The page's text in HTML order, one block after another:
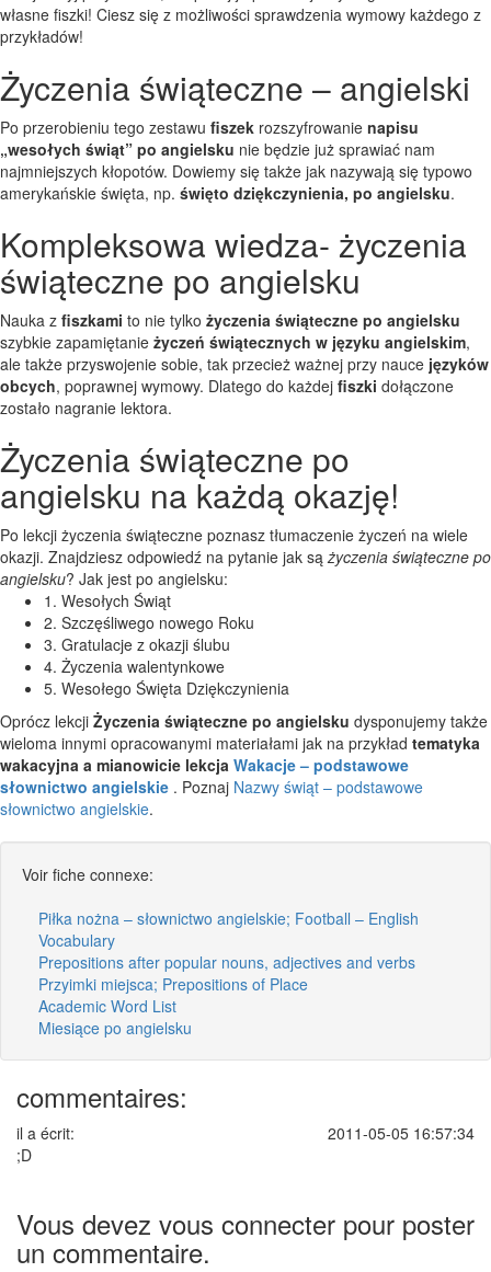
własne fiszki! Ciesz się z możliwości sprawdzenia wymowy każdego z
przykładów!
Życzenia świąteczne – angielski
Po przerobieniu tego zestawu fiszek rozszyfrowanie napisu
„wesołych świąt” po angielsku nie będzie już sprawiać nam
najmniejszych kłopotów. Dowiemy się także jak nazywają się typowo
amerykańskie święta, np. święto dziękczynienia, po angielsku.
Kompleksowa wiedza- życzenia
świąteczne po angielsku
Nauka z fiszkami to nie tylko życzenia świąteczne po angielsku
szybkie zapamiętanie życzeń świątecznych w języku angielskim,
ale także przyswojenie sobie, tak przecież ważnej przy nauce języków
obcych, poprawnej wymowy. Dlatego do każdej fiszki dołączone
zostało nagranie lektora.
Życzenia świąteczne po
angielsku na każdą okazję!
Po lekcji życzenia świąteczne poznasz tłumaczenie życzeń na wiele
okazji. Znajdziesz odpowiedź na pytanie jak są życzenia świąteczne po
angielsku? Jak jest po angielsku:
1. Wesołych Świąt
2. Szczęśliwego nowego Roku
3. Gratulacje z okazji ślubu
4. Życzenia walentynkowe
5. Wesołego Święta Dziękczynienia
Oprócz lekcji Życzenia świąteczne po angielsku dysponujemy także
wieloma innymi opracowanymi materiałami jak na przykład tematyka
wakacyjna a mianowicie lekcja Wakacje – podstawowe
słownictwo angielskie . Poznaj Nazwy świąt – podstawowe
słownictwo angielskie.
Voir fiche connexe:
Piłka nożna – słownictwo angielskie; Football – English
Vocabulary
Prepositions after popular nouns, adjectives and verbs
Przyimki miejsca; Prepositions of Place
Academic Word List
Miesiące po angielsku
commentaires:
il a écrit:
2011-05-05 16:57:34
;D
Vous devez vous connecter pour poster
un commentaire.